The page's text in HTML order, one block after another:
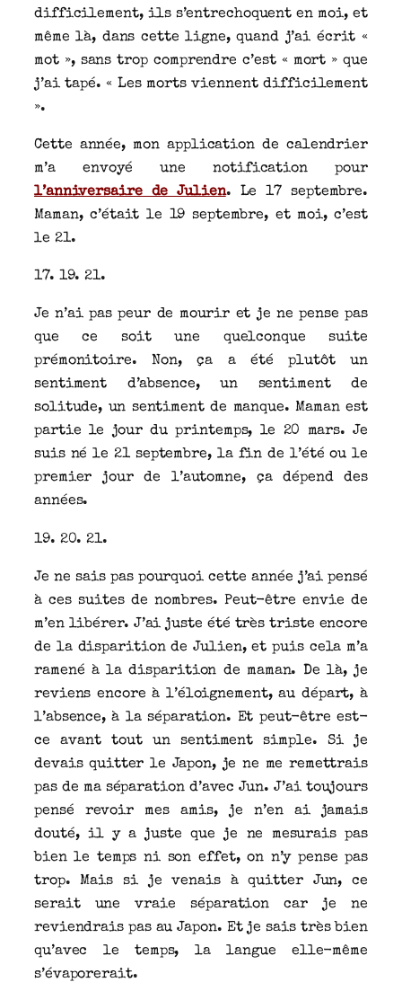
difficilement, ils s’entrechoquent en moi, et
même là, dans cette ligne, quand j’ai écrit «
mot », sans trop comprendre c’est « mort » que
j’ai tapé. « Les morts viennent difficilement
».
Cette année, mon application de calendrier
m’a envoyé une notification pour
l’anniversaire de Julien. Le 17 septembre.
Maman, c’était le 19 septembre, et moi, c’est
le 21.
17. 19. 21.
Je n’ai pas peur de mourir et je ne pense pas
que ce soit une quelconque suite
prémonitoire. Non, ça a été plutôt un
sentiment d’absence, un sentiment de
solitude, un sentiment de manque. Maman est
partie le jour du printemps, le 20 mars. Je
suis né le 21 septembre, la fin de l’été ou le
premier jour de l’automne, ça dépend des
années.
19. 20. 21.
Je ne sais pas pourquoi cette année j’ai pensé
à ces suites de nombres. Peut-être envie de
m’en libérer. J’ai juste été très triste encore
de la disparition de Julien, et puis cela m’a
ramené à la disparition de maman. De là, je
reviens encore à l’éloignement, au départ, à
l’absence, à la séparation. Et peut-être est-
ce avant tout un sentiment simple. Si je
devais quitter le Japon, je ne me remettrais
pas de ma séparation d’avec Jun. J’ai toujours
pensé revoir mes amis, je n’en ai jamais
douté, il y a juste que je ne mesurais pas
bien le temps ni son effet, on n’y pense pas
trop. Mais si je venais à quitter Jun, ce
serait une vraie séparation car je ne
reviendrais pas au Japon. Et je sais très bien
qu’avec le temps, la langue elle-même
s’évaporerait.